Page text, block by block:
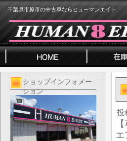
千葉県市原市の中古車ならヒューマンエイト
ショップインフォメー
ション
投
エ